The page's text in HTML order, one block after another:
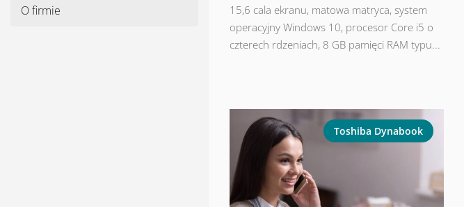
O firmie
15,6 cala ekranu, matowa matryca, system
operacyjny Windows 10, procesor Core i5 o
czterech rdzeniach, 8 GB pamięci RAM typu...
Toshiba Dynabook